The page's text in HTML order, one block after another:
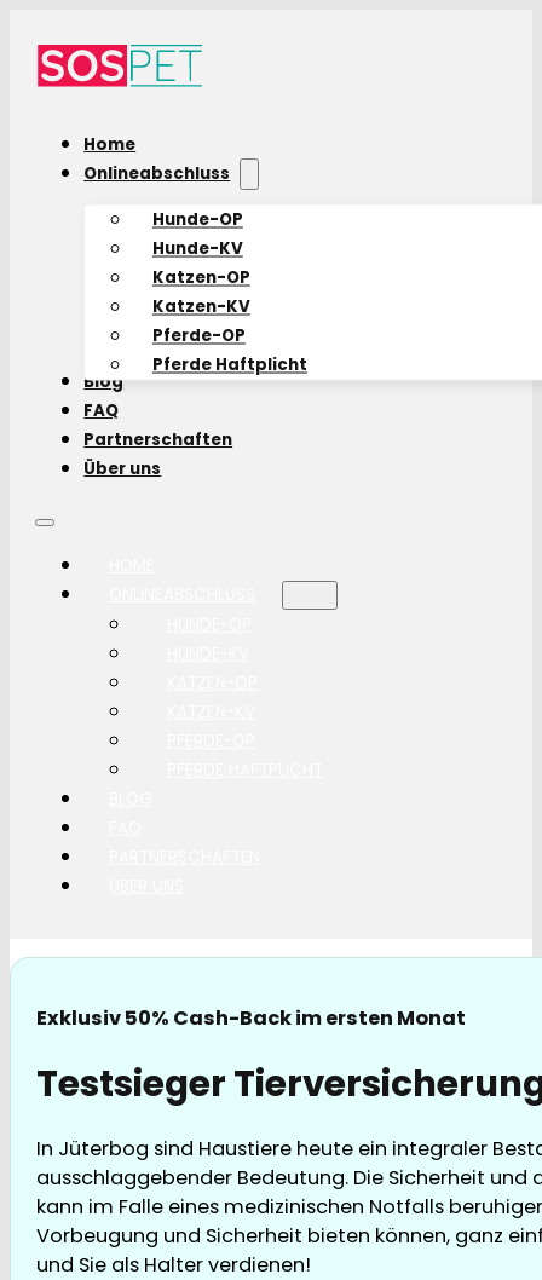
Home
Onlineabschluss
Hunde-OP
Hunde-KV
Katzen-OP
Katzen-KV
Pferde-OP
Pferde Haftplicht
Blog
FAQ
Partnerschaften
Über uns
Exklusiv 50% Cash-Back im ersten Monat
Testsieger
In Jüterbog sind Haustiere heute ein integraler
ausschlaggebender Bedeutung. Die Sicherheit und
kann im Falle eines medizinischen Notfalls
Vorbeugung und Sicherheit bieten können, ganz
und Sie als Halter verdienen!